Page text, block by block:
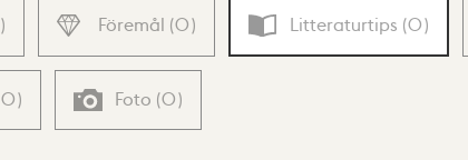
) Föremål (0) Litteraturtips (0)
0) Foto (0)